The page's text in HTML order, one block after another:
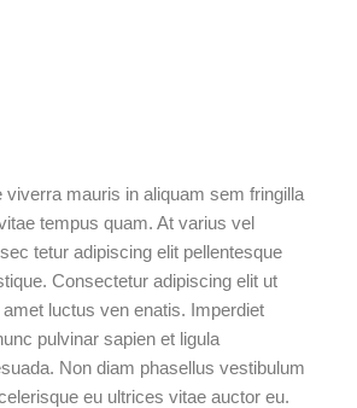
viverra mauris in aliquam sem fringilla
tempus quam. At varius vel
tetur adipiscing elit pellentesque
Consectetur adipiscing elit ut
luctus ven enatis. Imperdiet
pulvinar sapien et ligula
Non diam phasellus vestibulum
eu ultrices vitae auctor eu.